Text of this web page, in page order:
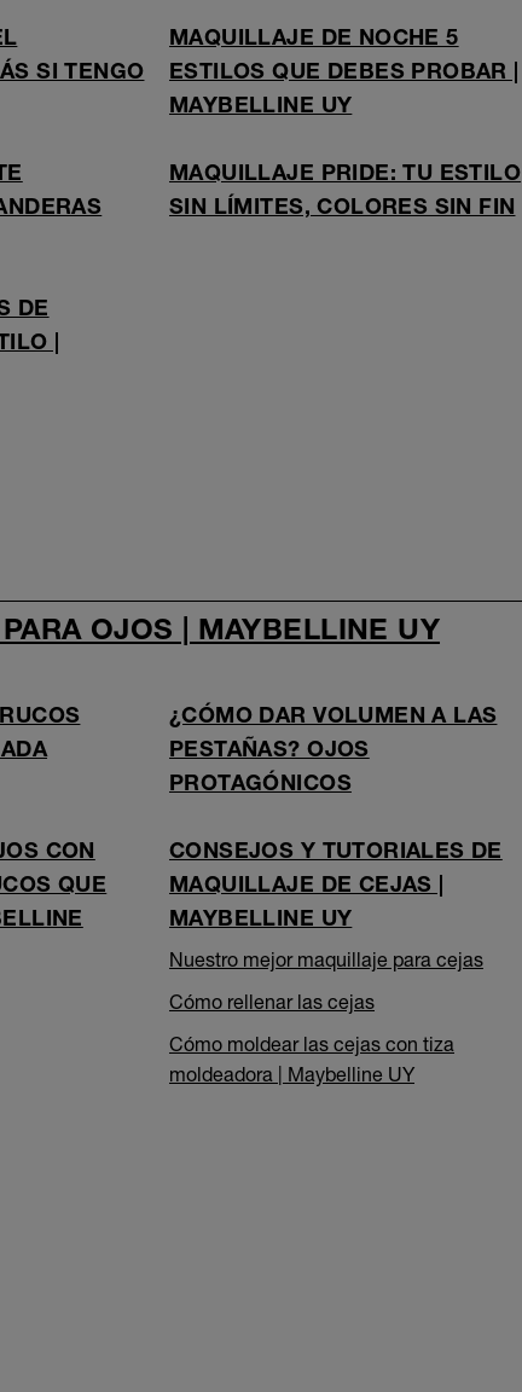
SI TENGO
MAQUILLAJE DE NOCHE 5
ESTILOS QUE DEBES PROBAR |
MAYBELLINE UY
MAQUILLAJE PRIDE: TU ESTILO
SIN LÍMITES, COLORES SIN FIN
DE
|
OJOS | MAYBELLINE UY
¿CÓMO DAR VOLUMEN A LAS
PESTAÑAS? OJOS
PROTAGÓNICOS
CON
QUE
CONSEJOS Y TUTORIALES DE
MAQUILLAJE DE CEJAS |
MAYBELLINE UY
Nuestro mejor maquillaje para cejas
Cómo rellenar las cejas
Cómo moldear las cejas con tiza
moldeadora | Maybelline UY